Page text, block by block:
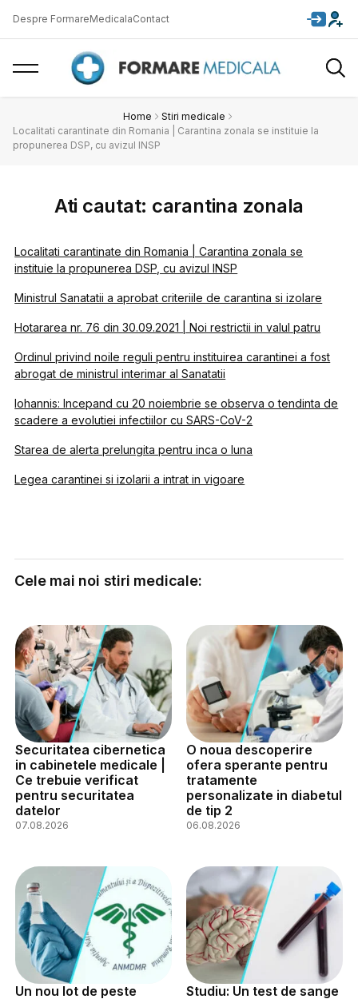
Despre FormareMedicalaContact
Home
Stiri medicale
Localitati carantinate din Romania | Carantina zonala se instituie la
propunerea DSP, cu avizul INSP
Ati cautat: carantina zonala
Localitati carantinate din Romania | Carantina zonala se
instituie la propunerea DSP, cu avizul INSP
Ministrul Sanatatii a aprobat criteriile de carantina si izolare
Hotararea nr. 76 din 30.09.2021 | Noi restrictii in valul patru
Ordinul privind noile reguli pentru instituirea carantinei a fost
abrogat de ministrul interimar al Sanatatii
Iohannis: Incepand cu 20 noiembrie se observa o tendinta de
scadere a evolutiei infectiilor cu SARS-CoV-2
Starea de alerta prelungita pentru inca o luna
Legea carantinei si izolarii a intrat in vigoare
Cele mai noi stiri medicale:
Securitatea cibernetica
in cabinetele medicale |
Ce trebuie verificat
pentru securitatea
datelor
07.08.2026
O noua descoperire
ofera sperante pentru
tratamente
personalizate in diabetul
de tip 2
06.08.2026
Un nou lot de peste
Studiu: Un test de sange